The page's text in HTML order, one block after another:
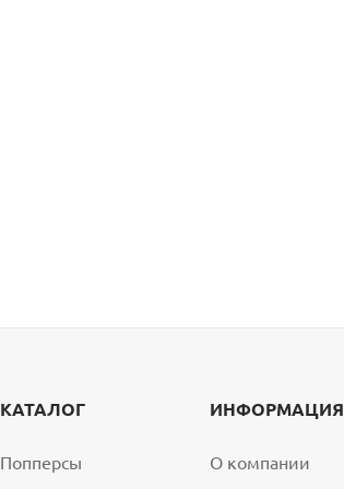
КАТАЛОГ
Попперсы
ИНФОРМАЦИЯ
О компании